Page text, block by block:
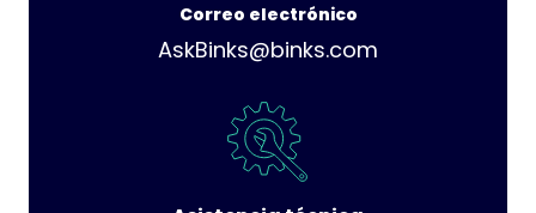
Correo electrónico
AskBinks@binks.com